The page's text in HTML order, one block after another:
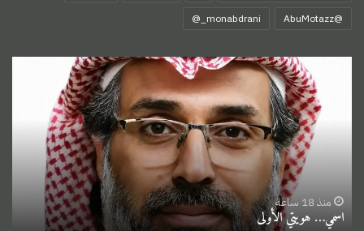
‏@AbuMotazz
منذ 18 ساعة
اسمي… هويتي الأولى